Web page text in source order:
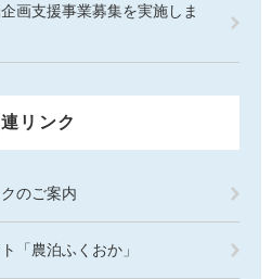
画支援事業募集を実施しま
リンク
のご案内
「農泊ふくおか」